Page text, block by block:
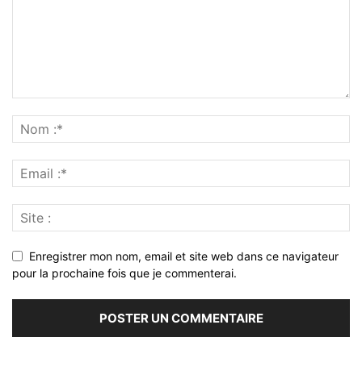
Enregistrer mon nom, email et site web dans ce navigateur
pour la prochaine fois que je commenterai.